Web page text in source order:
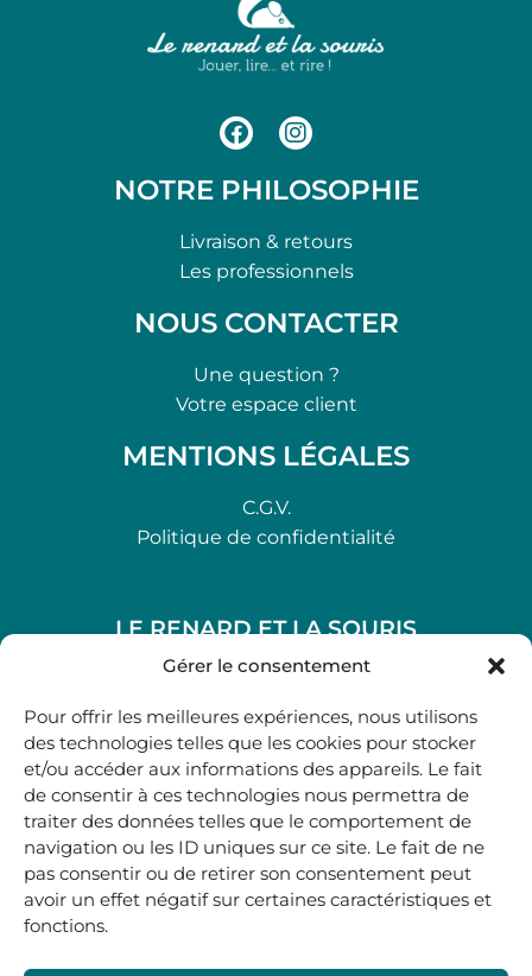
Gérer le consentement
Pour offrir les meilleures expériences, nous utilisons
des technologies telles que les cookies pour stocker
et/ou accéder aux informations des appareils. Le fait
de consentir à ces technologies nous permettra de
traiter des données telles que le comportement de
navigation ou les ID uniques sur ce site. Le fait de ne
pas consentir ou de retirer son consentement peut
avoir un effet négatif sur certaines caractéristiques et
fonctions.
NOTRE PHILOSOPHIE
Livraison & retours
Les professionnels
NOUS CONTACTER
Une question ?
Votre espace client
MENTIONS LÉGALES
C.G.V.
Politique de confidentialité
LE RENARD ET LA SOURIS
48, rue Maubec 33210 LANGON
05 40 41 37 18
.
MARDI AU SAMEDI
10H00-12H45 | 14H00 -19H00
boutique@lerenardetlasouris.com